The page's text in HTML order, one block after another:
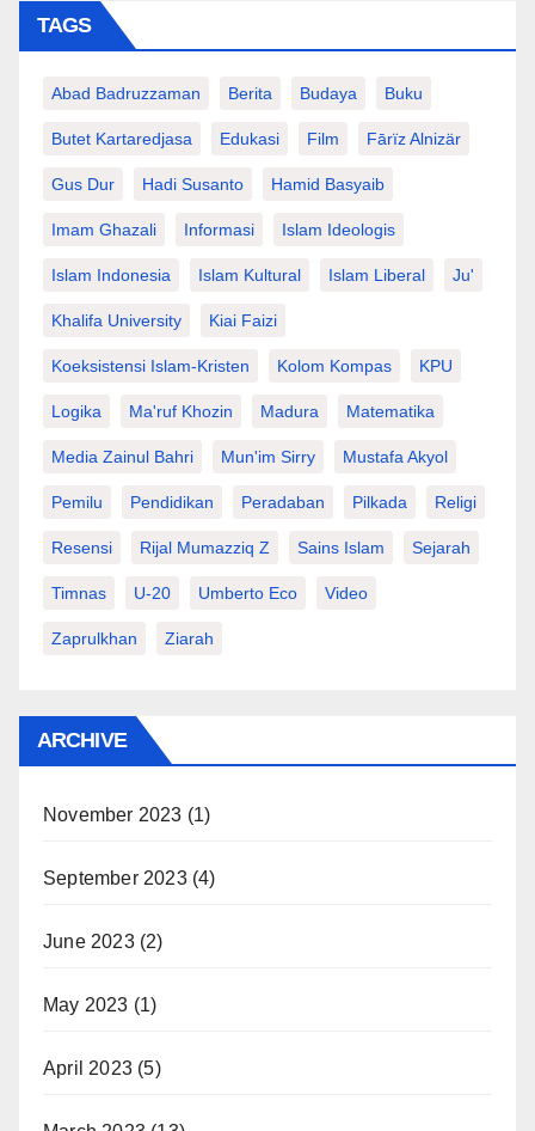
TAGS
Abad Badruzzaman Berita Budaya Buku
Butet Kartaredjasa Edukasi Film Fārïz Alnizär
Gus Dur Hadi Susanto Hamid Basyaib
Imam Ghazali Informasi Islam Ideologis
Islam Indonesia Islam Kultural Islam Liberal Ju'
Khalifa University Kiai Faizi
Koeksistensi Islam-Kristen Kolom Kompas KPU
Logika Ma'ruf Khozin Madura Matematika
Media Zainul Bahri Mun'im Sirry Mustafa Akyol
Pemilu Pendidikan Peradaban Pilkada Religi
Resensi Rijal Mumazziq Z Sains Islam Sejarah
Timnas U-20 Umberto Eco Video
Zaprulkhan Ziarah
ARCHIVE
November 2023 (1)
September 2023(4)
June 2023(2)
May 2023 (1)
April 2023 (5)